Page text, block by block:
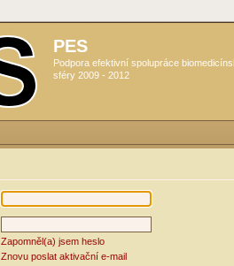
PES
Podpora efektivní spolupráce
sféry 2009 - 2012
Zapomněl(a) jsem heslo
Znovu poslat aktivační e-mail